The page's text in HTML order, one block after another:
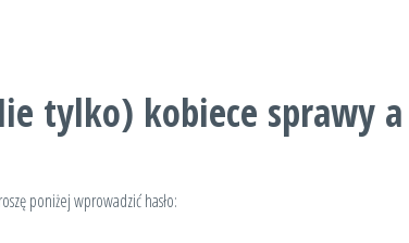
tylko) kobiece sprawy a
poniżej wprowadzić hasło: